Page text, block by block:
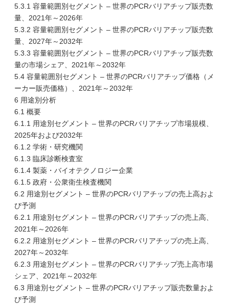
5.3.1 容量範囲別セグメント – 世界のPCRバリアチップ販売数
量、2021年～2026年
5.3.2 容量範囲別セグメント – 世界のPCRバリアチップ販売数
量、2027年～2032年
5.3.3 容量範囲別セグメント – 世界のPCRバリアチップ販売数
量の市場シェア、2021年～2032年
5.4 容量範囲別セグメント – 世界のPCRバリアチップ価格（メ
ーカー販売価格）、2021年～2032年
6 用途別分析
6.1 概要
6.1.1 用途別セグメント – 世界のPCRバリアチップ市場規模、
2025年および2032年
6.1.2 学術・研究機関
6.1.3 臨床診断検査室
6.1.4 製薬・バイオテクノロジー企業
6.1.5 政府・公衆衛生検査機関
6.2 用途別セグメント – 世界のPCRバリアチップの売上高およ
び予測
6.2.1 用途別セグメント – 世界のPCRバリアチップの売上高、
2021年～2026年
6.2.2 用途別セグメント – 世界のPCRバリアチップの売上高、
2027年～2032年
6.2.3 用途別セグメント – 世界のPCRバリアチップ売上高市場
シェア、2021年～2032年
6.3 用途別セグメント – 世界のPCRバリアチップ販売数量およ
び予測